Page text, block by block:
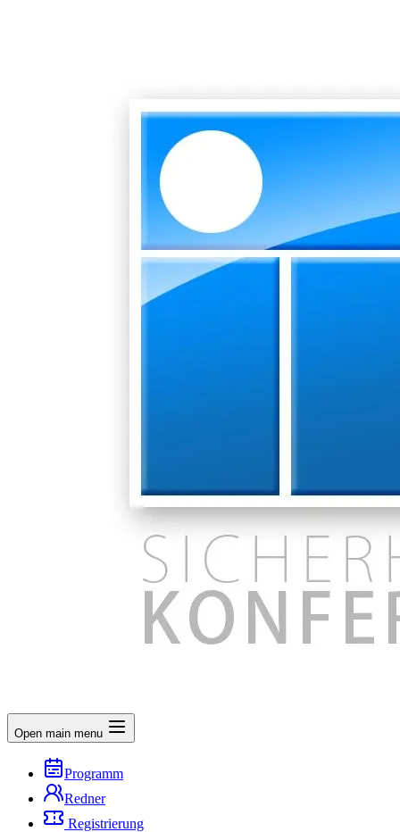
Open main menu
Programm
Redner
Registrierung